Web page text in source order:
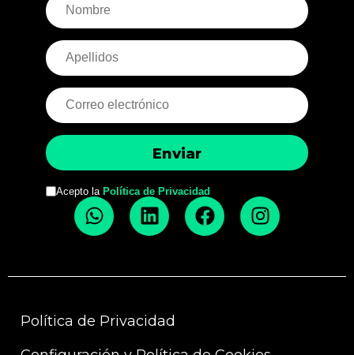
Acepto la Política de Privacidad
Política de Privacidad